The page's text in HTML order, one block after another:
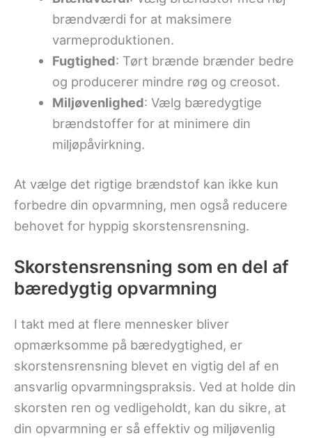
brændværdi for at maksimere
varmeproduktionen.
Fugtighed: Tørt brænde brænder bedre
og producerer mindre røg og creosot.
Miljøvenlighed: Vælg bæredygtige
brændstoffer for at minimere din
miljøpåvirkning.
At vælge det rigtige brændstof kan ikke kun
forbedre din opvarmning, men også reducere
behovet for hyppig skorstensrensning.
Skorstensrensning som en del af
bæredygtig opvarmning
I takt med at flere mennesker bliver
opmærksomme på bæredygtighed, er
skorstensrensning blevet en vigtig del af en
ansvarlig opvarmningspraksis. Ved at holde din
skorsten ren og vedligeholdt, kan du sikre, at
din opvarmning er så effektiv og miljøvenlig